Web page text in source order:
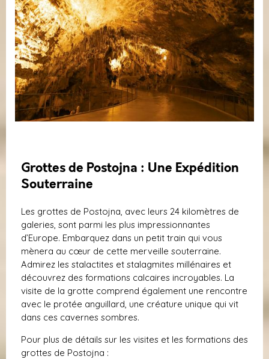
Grottes de Postojna : Une Expédition
Souterraine
Les grottes de Postojna, avec leurs 24 kilomètres de
galeries, sont parmi les plus impressionnantes
d’Europe. Embarquez dans un petit train qui vous
mènera au cœur de cette merveille souterraine.
Admirez les stalactites et stalagmites millénaires et
découvrez des formations calcaires incroyables. La
visite de la grotte comprend également une rencontre
avec le protée anguillard, une créature unique qui vit
dans ces cavernes sombres.
Pour plus de détails sur les visites et les formations des
grottes de Postojna :